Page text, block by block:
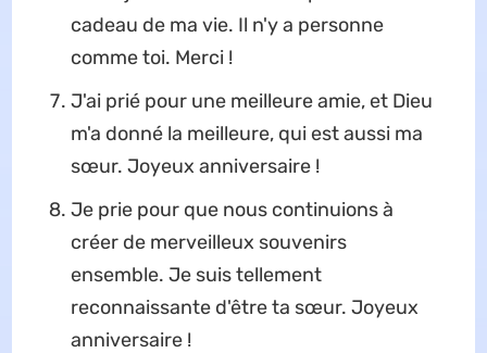
cadeau de ma vie. Il n'y a personne
comme toi. Merci !
J'ai prié pour une meilleure amie, et Dieu
m'a donné la meilleure, qui est aussi ma
sœur. Joyeux anniversaire !
Je prie pour que nous continuions à
créer de merveilleux souvenirs
ensemble. Je suis tellement
reconnaissante d'être ta sœur. Joyeux
anniversaire !